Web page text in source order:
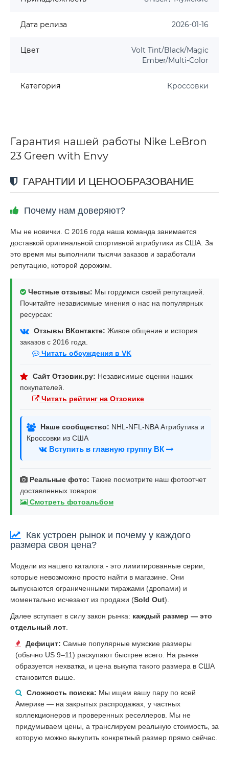
Дата релиза 2026-01-16
Цвет
Volt Tint/Black/Magic
Ember/Multi-Color
Категория Кроссовки
Гарантия нашей работы Nike LeBron
23 Green with Envy
ГАРАНТИИ И ЦЕНООБРАЗОВАНИЕ
Почему нам доверяют?
Мы не новички. С 2016 года наша команда занимается
доставкой оригинальной спортивной атрибутики из США. За
это время мы выполнили тысячи заказов и заработали
репутацию, которой дорожим.
Честные отзывы: Мы гордимся своей репутацией.
Почитайте независимые мнения о нас на популярных
ресурсах:
Отзывы ВКонтакте: Живое общение и история
заказов с 2016 года.
Читать обсуждения в VK
Сайт Отзовик.ру: Независимые оценки наших
покупателей.
Читать рейтинг на Отзовике
Наше сообщество: NHL-NFL-NBA Атрибутика и
Кроссовки из США
Вступить в главную группу ВК
Реальные фото: Также посмотрите наш фотоотчет
доставленных товаров:
Смотреть фотоальбом
Как устроен рынок и почему у каждого
размера своя цена?
Модели из нашего каталога - это лимитированные серии,
которые невозможно просто найти в магазине. Они
выпускаются ограниченными тиражами (дропами) и
моментально исчезают из продажи (Sold Out).
Далее вступает в силу закон рынка: каждый размер — это
отдельный лот
Дефицит: Самые популярные мужские размеры
(обычно US 9–11) раскупают быстрее всего. На рынке
образуется нехватка, и цена выкупа такого размера в США
становится выше.
Сложность поиска: Мы ищем вашу пару по всей
Америке — на закрытых распродажах, у частных
коллекционеров и проверенных реселлеров. Мы не
придумываем цены, а транслируем реальную стоимость, за
которую можно выкупить конкретный размер прямо сейчас.